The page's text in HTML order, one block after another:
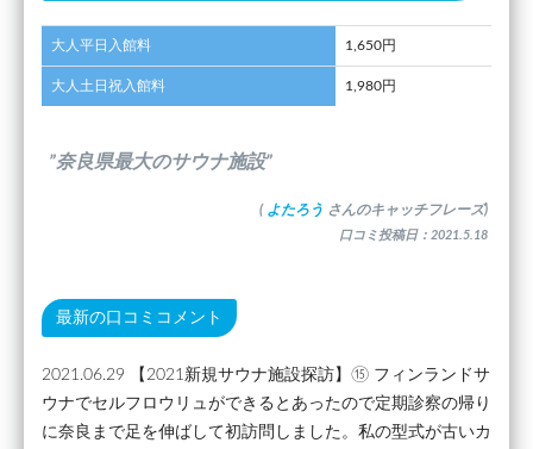
大人平日入館料 1,650円
大人土日祝入館料 1,980円
”奈良県最大のサウナ施設”
( よたろう さんのキャッチフレーズ)
口コミ投稿日：2021.5.18
最新の口コミコメント
2021.06.29 【2021新規サウナ施設探訪】⑮ フィンランドサ
ウナでセルフロウリュができるとあったので定期診察の帰り
に奈良まで足を伸ばして初訪問しました。私の型式が古いカ